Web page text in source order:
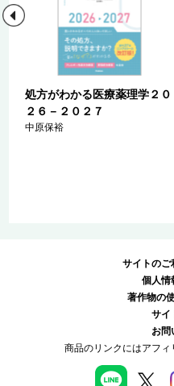
処方がわかる医療薬理学２０
２６－２０２７
中原保裕
サイトのご
個人情
著作物の
サイ
お問
商品のリンクにはアフィ